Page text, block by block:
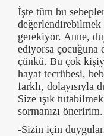
İşte tüm bu
gerekiyor. Anne,
ediyorsa
çünkü. Bu çok
hayat tecrübesi,
farklı, dolayısıyla
Size ışık
sormanızı öneririm.
-Sizin için